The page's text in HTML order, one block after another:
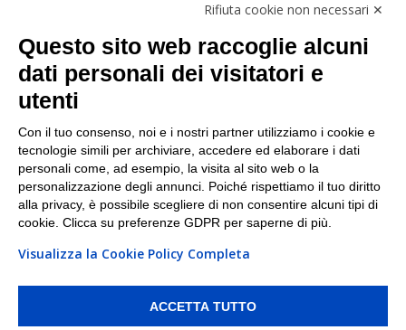
Facebook
Linkedin
I nostri punti di ritiro e spedizione pacchi nelle
maggiori città italiane
Torino|Milano|Roma|Bologna|Firenze| Genova
Napoli|Varese
PI/CF/N°Iscr.: 10821360012 | REA: RM 1494760 | Cap.Soc.: 50.000€ |
Whistleblowing|Privacy |Preferenze Cookies
Rifiuta cookie non necessari ✕
Questo sito web raccoglie alcuni
dati personali dei visitatori e
utenti
Con il tuo consenso, noi e i nostri partner utilizziamo i cookie e
tecnologie simili per archiviare, accedere ed elaborare i dati
personali come, ad esempio, la visita al sito web o la
personalizzazione degli annunci. Poiché rispettiamo il tuo diritto
alla privacy, è possibile scegliere di non consentire alcuni tipi di
cookie. Clicca su preferenze GDPR per saperne di più.
Visualizza la Cookie Policy Completa
ACCETTA TUTTO